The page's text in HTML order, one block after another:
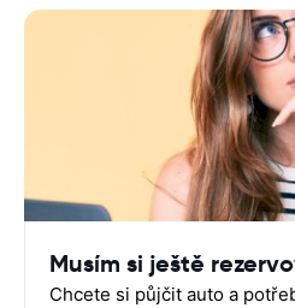
Musím si ještě
Chcete si půjčit auto a